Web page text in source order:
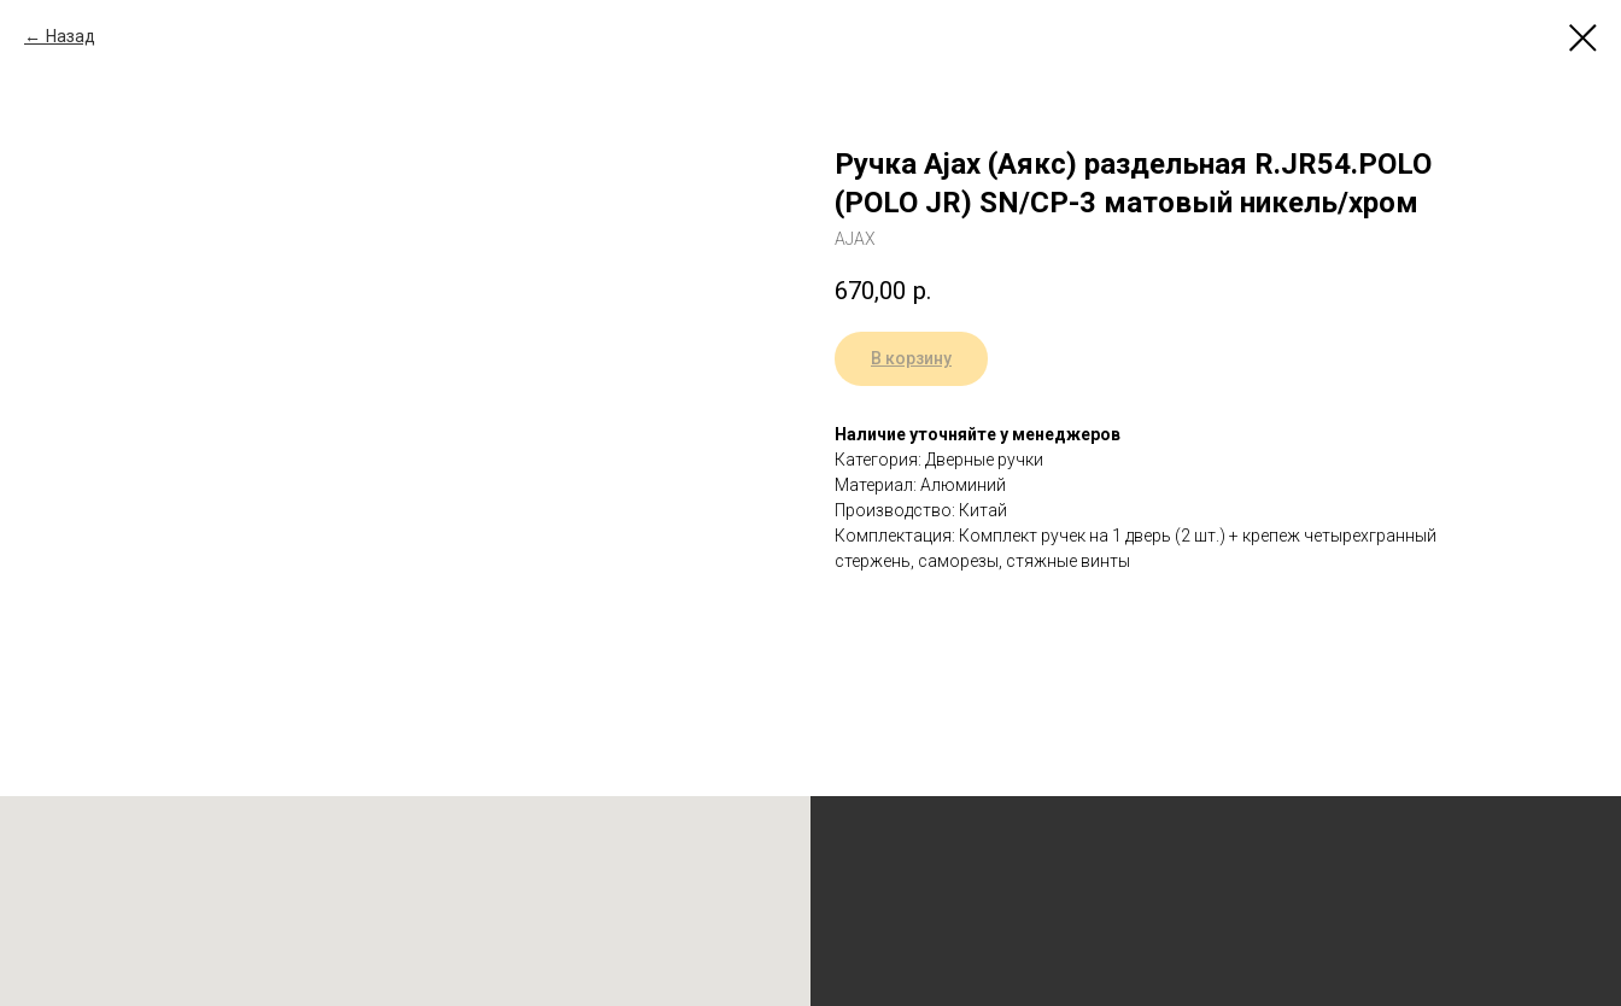
Назад
Ручка Ajax (Аякс) раздельная R.JR54.POLO
(POLO JR) SN/CP-3 матовый никель/хром
AJAX
670,00 р.
В корзину
Наличие уточняйте у менеджеров
Категория: Дверные ручки
Материал: Алюминий
Производство: Китай
Комплектация: Комплект ручек на 1 дверь (2 шт.) + крепеж четырехгранный
стержень, саморезы, стяжные винты